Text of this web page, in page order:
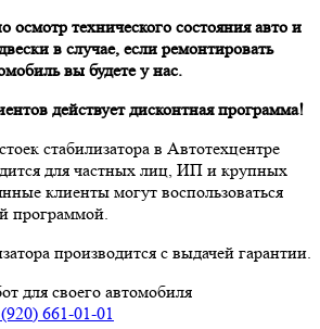
осмотр технического состояния авто и
в случае, если ремонтировать
вы будете у нас.
действует дисконтная программа!
стабилизатора в Автотехцентре
для частных лиц, ИП и крупных
клиенты могут воспользоваться
программой.
производится с выдачей гарантии.
для своего автомобиля
661-01-01